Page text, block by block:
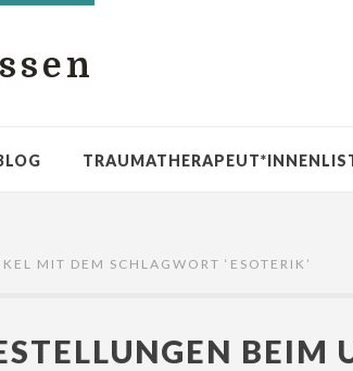
MIT DEM SCHLAGWORT ‘ ESOTERIK ’
BEIM